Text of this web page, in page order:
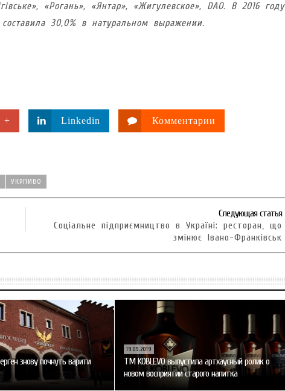
«Рогань», «Янтар», «Жигулевское», DAO. В 2016 году
30,0% в натуральном выражении.
+ Linkedin Комментарии
УКРПИВО
Следующая статья
Соціальне підприємництво в Україні: ресторан, що
змінює Івано-Франківськ
знову почнуть варити
19.09.2019
ТМ KOBLEVO выпустила артхаусный ролик о
новом восприятии старого напитка